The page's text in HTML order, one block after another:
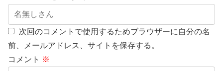
次回のコメントで使用するためブラウザーに自分の名
前、メールアドレス、サイトを保存する。
コメント ※